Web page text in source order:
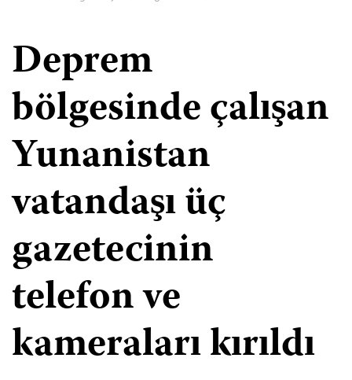
Deprem
bölgesinde çalışan
Yunanistan
vatandaşı üç
gazetecinin
telefon ve
kameraları kırıldı